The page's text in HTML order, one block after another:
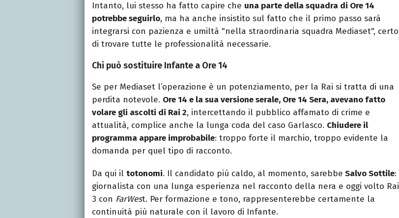
Intanto, lui stesso ha fatto capire che una parte della squadra di Ore 14
potrebbe seguirlo, ma ha anche insistito sul fatto che il primo passo sarà
integrarsi con pazienza e umiltà "nella straordinaria squadra Mediaset", certo
di trovare tutte le professionalità necessarie.
Chi può sostituire Infante a Ore 14
Se per Mediaset l’operazione è un potenziamento, per la Rai si tratta di una
perdita notevole. Ore 14 e la sua versione serale, Ore 14 Sera, avevano fatto
volare gli ascolti di Rai 2, intercettando il pubblico affamato di crime e
attualità, complice anche la lunga coda del caso Garlasco. Chiudere il
programma appare improbabile: troppo forte il marchio, troppo evidente la
domanda per quel tipo di racconto.
Da qui il totonomi. Il candidato più caldo, al momento, sarebbe Salvo Sottile:
giornalista con una lunga esperienza nel racconto della nera e oggi volto Rai
3 con FarWest. Per formazione e tono, rappresenterebbe certamente la
continuità più naturale con il lavoro di Infante.